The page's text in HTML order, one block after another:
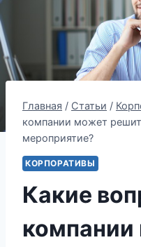
Главная / Статьи /
компании может
мероприятие?
КОРПОРАТИВЫ
Какие